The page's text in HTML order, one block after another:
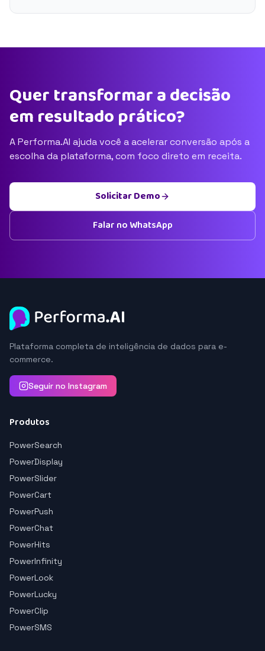
Quer transformar a decisão
em resultado prático?
A Performa.AI ajuda você a acelerar conversão após a
escolha da plataforma, com foco direto em receita.
Solicitar Demo
Falar no WhatsApp
Plataforma completa de inteligência de dados para e-
commerce.
Seguir no Instagram
Produtos
PowerSearch
PowerDisplay
PowerSlider
PowerCart
PowerPush
PowerChat
PowerHits
PowerInfinity
PowerLook
PowerLucky
PowerClip
PowerSMS